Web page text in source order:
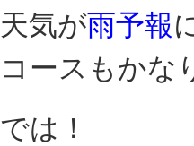
天気が雨予報
コースもかな
では！